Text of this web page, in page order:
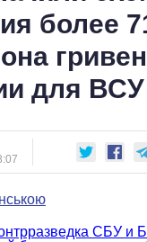
И ОФИС
РАДА
ВИДЕО
более
для ВСУ